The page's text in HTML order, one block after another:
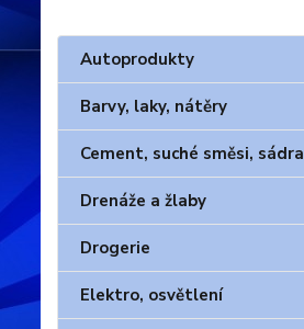
Autoprodukty
Barvy, laky, nátěry
Cement, suché směsi, sádra
Drenáže a žlaby
Drogerie
Elektro, osvětlení